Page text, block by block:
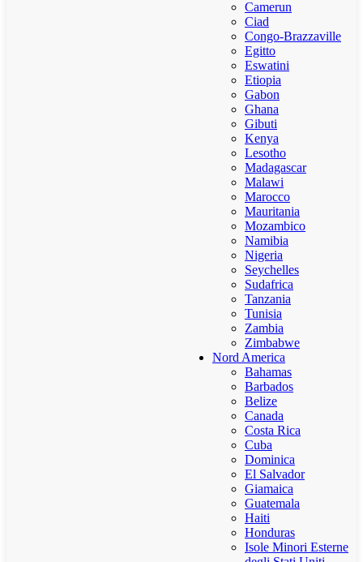
Camerun
Ciad
Congo-Brazzaville
Egitto
Eswatini
Etiopia
Gabon
Ghana
Gibuti
Kenya
Lesotho
Madagascar
Malawi
Marocco
Mauritania
Mozambico
Namibia
Nigeria
Seychelles
Sudafrica
Tanzania
Tunisia
Zambia
Zimbabwe
Nord America
Bahamas
Barbados
Belize
Canada
Costa Rica
Cuba
Dominica
El Salvador
Giamaica
Guatemala
Haiti
Honduras
Isole Minori Esterne